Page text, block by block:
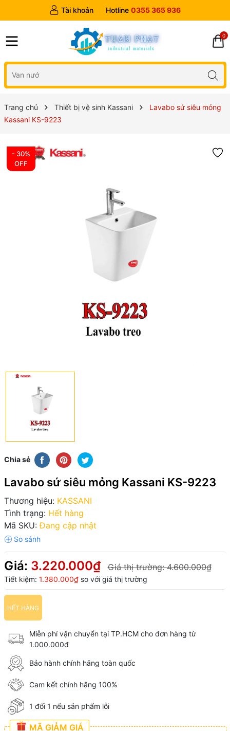
Tài khoản Hotline 0355 365 936
0
Trang chủ Thiết bị vệ sinh Kassani
Lavabo sứ siêu mỏng
Kassani KS-9223
- 30%
OFF
Chia sẻ
Lavabo sứ siêu mỏng Kassani KS-9223
Thương hiệu: KASSANI
Tình trạng: Hết hàng
Mã SKU: Đang cập nhật
Giá: 3.220.000₫ Giá thị trường:4.600.000₫
Tiết kiệm: 1.380.000₫so với giá thị trường
HẾT HÀNG
Miễn phí vận chuyển tại TP.HCM cho đơn hàng từ
1.000.000đ
Bảo hành chính hãng toàn quốc
Cam kết chính hãng 100%
1 đổi 1 nếu sản phẩm lỗi
MÃ GIẢM GIÁ